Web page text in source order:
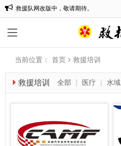
救援队网改版中，敬请期待。
有问题请咨询，微信：180 9958 9958。
当前位置： 首页 救援培训
救援培训 全部 医疗 水域